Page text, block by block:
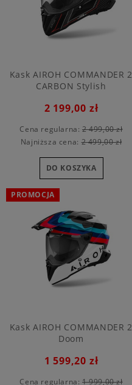
Kask AIROH COMMANDER 2
CARBON Stylish
2 199,00 zł
Cena regularna: 2 499,00 zł
Najniższa cena:2 499,00 zł
DO KOSZYKA
Kask AIROH COMMANDER 2
Doom
1 599,20 zł
Cena regularna: 1 999,00 zł
PROMOCJA